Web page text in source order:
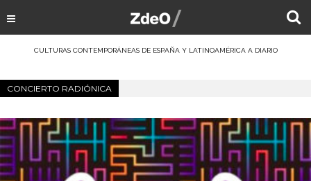
CULTURAS CONTEMPORÁNEAS DE ESPAÑA Y LATINOAMÉRICA A DIARIO
CONCIERTO RADIÓNICA